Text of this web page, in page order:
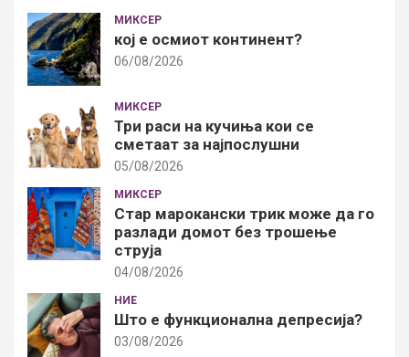
МИКСЕР
кој е осмиот континент?
06/08/2026
МИКСЕР
Три раси на кучиња кои се
сметаат за најпослушни
05/08/2026
МИКСЕР
Стар марокански трик може да го
разлади домот без трошење
струја
04/08/2026
НИЕ
Што е функционална депресија?
03/08/2026